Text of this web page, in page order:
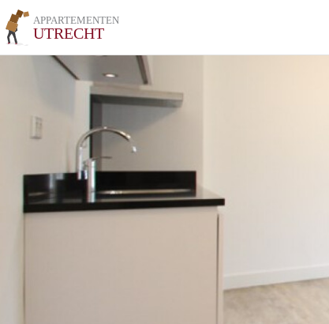
APPARTEMENTEN
UTRECHT